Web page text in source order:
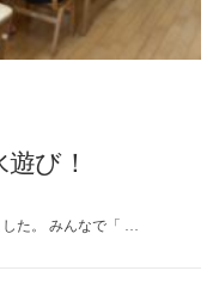
び！
た。 みんなで「 …